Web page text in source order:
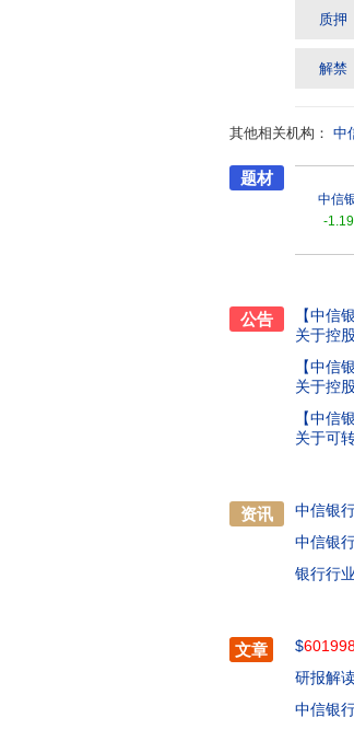
发展愿
行。]银
务,全方位
家附属
坡和中
理财有
人民性,
服务者
质押
解禁
其他相关机构： 中
题材
中信
-
公告 【中信
关于控
【中信
关于控
【中信
关于可
资讯 中信银
中信银
银行行
文章 $
研报解
中信银